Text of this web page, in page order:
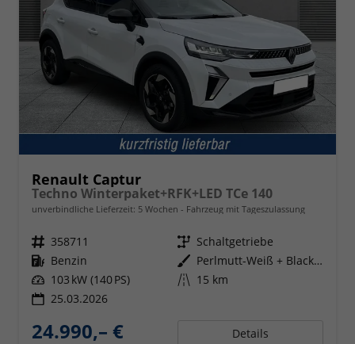
Renault Captur
Techno Winterpaket+RFK+LED TCe 140
unverbindliche Lieferzeit: 5 Wochen Fahrzeug mit Tageszulassung
Fahrzeugnr. 358711 Getriebe Schaltgetriebe
Kraftstoff Benzin Außenfarbe
Perlmutt-Weiß + Black-Pearl-Sch
Leistung 103 kW (140 PS) Kilometerstand 15 km
25.03.2026
24.990,– € Details